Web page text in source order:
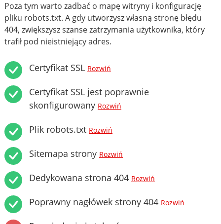
Poza tym warto zadbać o mapę witryny i konfigurację
pliku robots.txt. A gdy utworzysz własną stronę błędu
404, zwiększysz szanse zatrzymania użytkownika, który
trafił pod nieistniejący adres.
Certyfikat SSL Rozwiń
Certyfikat SSL jest poprawnie
skonfigurowany Rozwiń
Plik robots.txt Rozwiń
Sitemapa strony Rozwiń
Dedykowana strona 404 Rozwiń
Poprawny nagłówek strony 404 Rozwiń